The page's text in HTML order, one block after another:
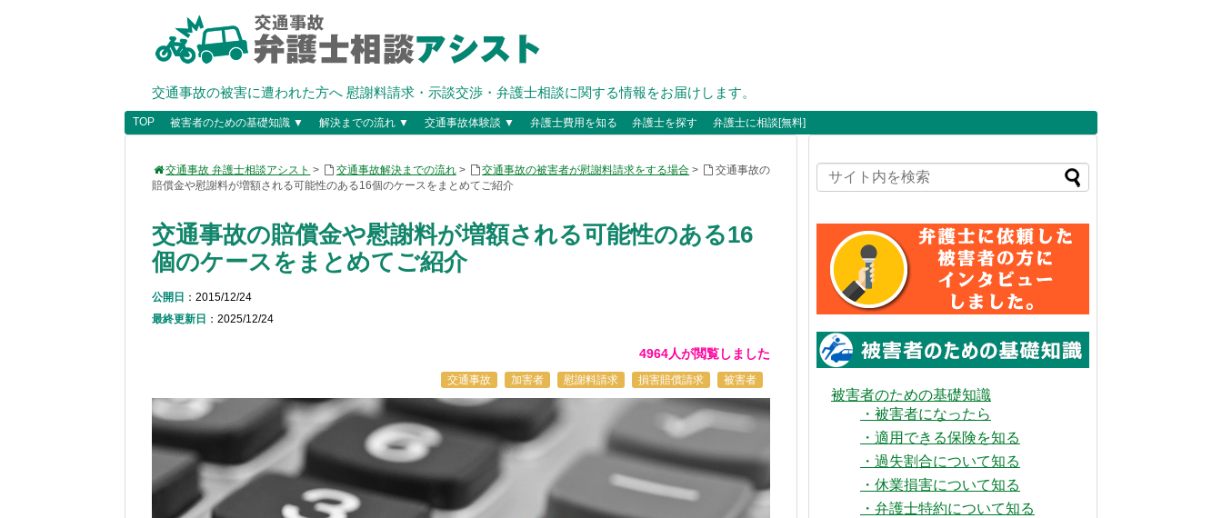
交通事故の被害に遭われた方へ 慰謝料請求・示談交渉・弁護士相談に関する情報をお届けします。
TOP 被害者のための基礎知識 ▼ 解決までの流れ ▼ 交通事故体験談 ▼ 弁護士費用を知る 弁護士を探す 弁護士に相談[無料]
交通事故 弁護士相談アシスト > 交通事故解決までの流れ> 交通事故の被害者が慰謝料請求をする場合 >
交通事故の
賠償金や慰謝料が増額される可能性のある16個のケースをまとめてご紹介
交通事故の賠償金や慰謝料が増額される可能性のある16
個のケースをまとめてご紹介
公開日 ：2015/12/24
最終更新日 ：2025/12/24
4964人が閲覧しました
交通事故 加害者 慰謝料請求 損害賠償請求 被害者
被害者のための基礎知識
・被害者になったら
・適用できる保険を知る
・過失割合について知る
・休業損害について知る
・弁護士特約について知る